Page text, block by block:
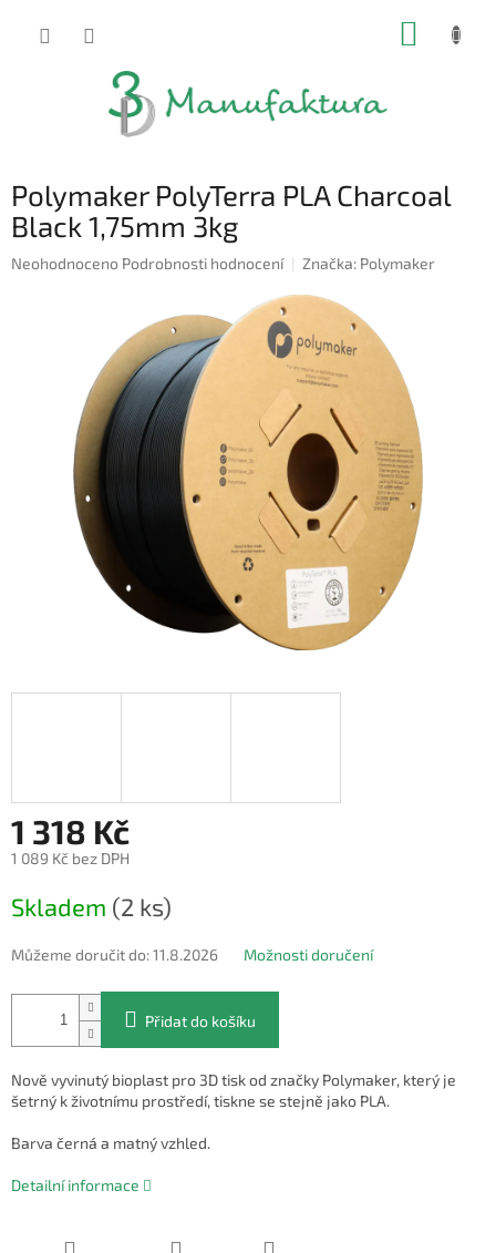
Polymaker PolyTerra PLA Charcoal
Black 1,75mm 3kg
Průměrné
hvězdiček.
Neohodnoceno Podrobnosti hodnocení Značka: Polymaker
1 318 Kč
1 089 Kč bez DPH
cena:
Skladem (2 ks)
Můžeme doručit do:11.8.2026 Možnosti doručení
Přidat do košíku
Nově vyvinutý bioplast pro 3D tisk od značky Polymaker, který je
šetrný k životnímu prostředí, tiskne se stejně jako PLA.
Barva černá a matný vzhled.
Detailní informace